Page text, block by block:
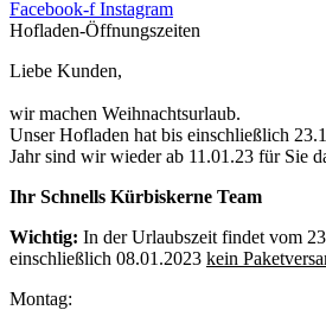
Facebook-f Instagram
Hofladen-Öffnungszeiten
Liebe Kunden,
wir machen Weihnachtsurlaub.
Unser Hofladen hat bis einschließlich
Jahr sind wir wieder ab 11.01.23 für Sie
Ihr Schnells Kürbiskerne Team
Wichtig: In der Urlaubszeit findet vom
einschließlich 08.01.2023 kein
Montag: